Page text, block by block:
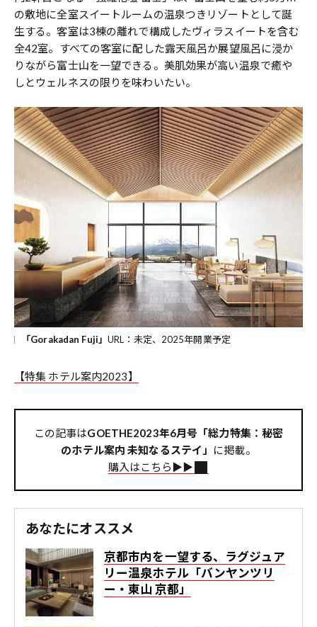
の敷地に全室スイートルームの温泉つきリゾートとして誕
生する。客室は3棟の離れで構成したヴィラスイートを含む
全42室。すべての客室に配した露天風呂か展望風呂に浸か
りながら富士山を一望できる。美肌効果が高い温泉で癒や
しとウェルネスの限りを味わいたい。
「Gorakadan Fuji」URL：未定、2025年開業予定
【特集 ホテル案内2023】
この記事はGOETHE2023年6月号「総力特集：秘密
のホテル案内 未知なるステイ」
に掲載。
購入はこちら▶︎▶︎
あなたにオススメ
京都市内を一望する、ラグジュア
リー温泉ホテル「バンヤンツリ
ー・東山 京都」